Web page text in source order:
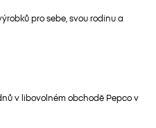
pro sebe, svou rodinu a
v libovolném obchodě Pepco v